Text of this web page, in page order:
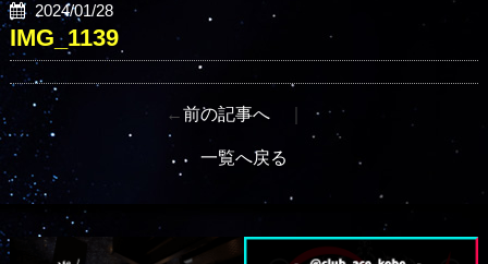
2024/01/28
IMG_1139
←前の記事へ ｜
一覧へ戻る